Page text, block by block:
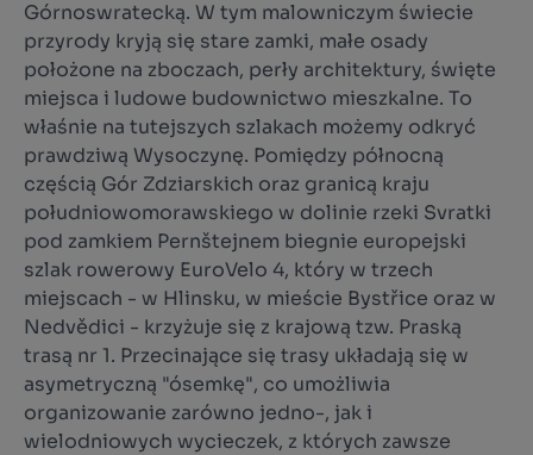
Górnoswratecką. W tym malowniczym świecie
przyrody kryją się stare zamki, małe osady
położone na zboczach, perły architektury, święte
miejsca i ludowe budownictwo mieszkalne. To
właśnie na tutejszych szlakach możemy odkryć
prawdziwą Wysoczynę. Pomiędzy północną
częścią Gór Zdziarskich oraz granicą kraju
południowomorawskiego w dolinie rzeki Svratki
pod zamkiem Pernštejnem biegnie europejski
szlak rowerowy EuroVelo 4, który w trzech
miejscach - w Hlinsku, w mieście Bystřice oraz w
Nedvědici - krzyżuje się z krajową tzw. Praską
trasą nr 1. Przecinające się trasy układają się w
asymetryczną "ósemkę", co umożliwia
organizowanie zarówno jedno-, jak i
wielodniowych wycieczek, z których zawsze